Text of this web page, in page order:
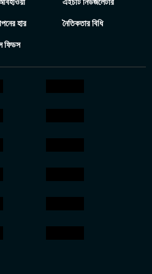
এইচটি নিউজলেটার
হার নৈতিকতার বিধি
ফিডস